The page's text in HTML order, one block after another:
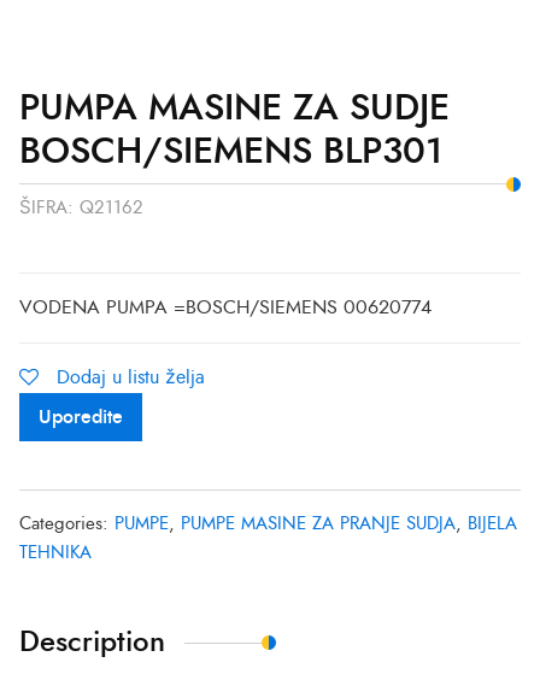
PUMPA MASINE ZA SUDJE
BOSCH/SIEMENS BLP301
ŠIFRA: Q21162
VODENA PUMPA =BOSCH/SIEMENS 00620774
Dodaj u listu želja
Uporedite
Categories: PUMPE, PUMPE MASINE ZA PRANJE SUDJA, BIJELA
TEHNIKA
Description